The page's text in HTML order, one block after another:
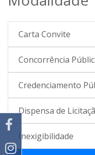
Carta Convite
Concorrência
Credenciamento
Dispensa de
Inexigibilidade